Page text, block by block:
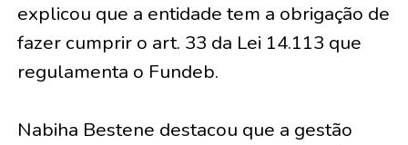
explicou que a entidade tem a obrigação de
fazer cumprir o art. 33 da Lei 14.113 que
regulamenta o Fundeb.
Nabiha Bestene destacou que a gestão